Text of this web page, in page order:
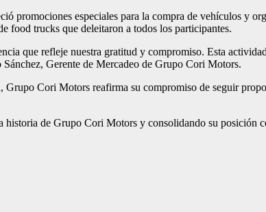
promociones especiales para la compra de vehículos y
food trucks que deleitaron a todos los participantes.
que refleje nuestra gratitud y compromiso. Esta
Gerente de Mercadeo de Grupo Cori Motors.
Cori Motors reafirma su compromiso de seguir
de Grupo Cori Motors y consolidando su posición